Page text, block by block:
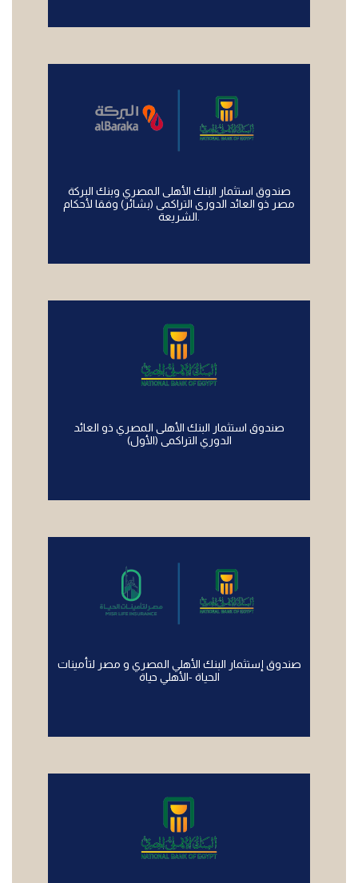
صندوق استثمار البنك الأهلى المصري وبنك البركة
مصر ذو العائد الدورى التراكمى (بشائر) وفقا لأحكام
الشريعة.
صندوق استثمار البنك الأهلى المصري ذو العائد
الدوري التراكمى (الأول)
صندوق إستثمار البنك الأهلي المصري و مصر لتأمينات
الحياة -الأهلي حياة